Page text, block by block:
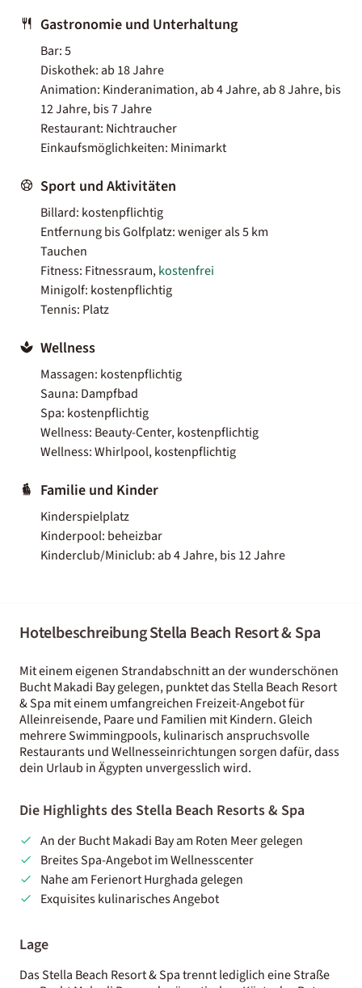
Gastronomie und Unterhaltung
Bar: 5
Diskothek: ab 18 Jahre
Animation: Kinderanimation, ab 4 Jahre, ab 8 Jahre, bis
12 Jahre, bis 7 Jahre
Restaurant: Nichtraucher
Einkaufsmöglichkeiten: Minimarkt
Sport und Aktivitäten
Billard: kostenpflichtig
Entfernung bis Golfplatz: weniger als 5 km
Tauchen
Fitness: Fitnessraum,kostenfrei
Minigolf: kostenpflichtig
Tennis: Platz
Wellness
Massagen: kostenpflichtig
Sauna: Dampfbad
Spa: kostenpflichtig
Wellness: Beauty-Center, kostenpflichtig
Wellness: Whirlpool, kostenpflichtig
Familie und Kinder
Kinderspielplatz
Kinderpool: beheizbar
Kinderclub/Miniclub: ab 4 Jahre, bis 12 Jahre
Hotelbeschreibung Stella Beach Resort & Spa
Mit einem eigenen Strandabschnitt an der wunderschönen
Bucht Makadi Bay gelegen, punktet das Stella Beach Resort
& Spa mit einem umfangreichen Freizeit-Angebot für
Alleinreisende, Paare und Familien mit Kindern. Gleich
mehrere Swimmingpools, kulinarisch anspruchsvolle
Restaurants und Wellnesseinrichtungen sorgen dafür, dass
dein Urlaub in Ägypten unvergesslich wird.
Die Highlights des Stella Beach Resorts & Spa
An der Bucht Makadi Bay am Roten Meer gelegen
Breites Spa-Angebot im Wellnesscenter
Nahe am Ferienort Hurghada gelegen
Exquisites kulinarisches Angebot
Lage
Das Stella Beach Resort & Spa trennt lediglich eine Straße